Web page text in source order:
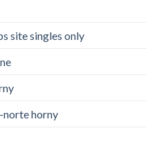
site singles only
horny